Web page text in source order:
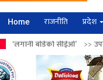
Home राजनीति प्रदेश
>>उपत्यकामा श्रृंखलाबद्ध